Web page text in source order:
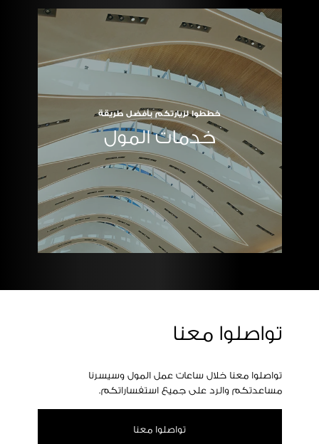
خططوا لزيارتكم بأفضل طريقة
خدمات المول
تواصلوا معنا
تواصلوا معنا خلال ساعات عمل المول وسيسرنا
مساعدتكم والرد على جميع استفساراتكم.
تواصلوا معنا